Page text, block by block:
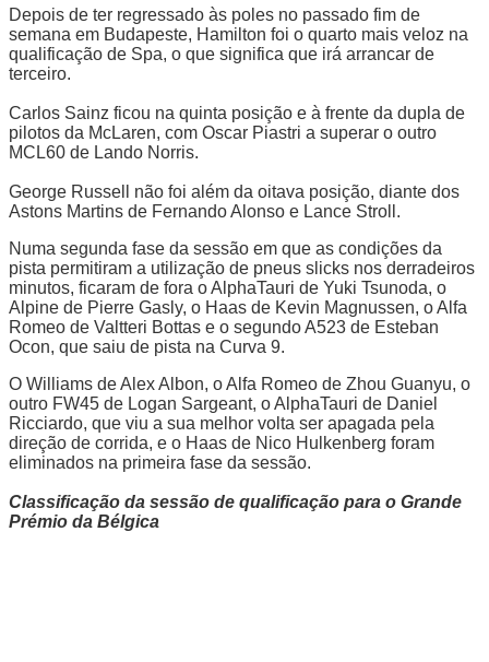
Depois de ter regressado às poles no passado fim de
semana em Budapeste, Hamilton foi o quarto mais veloz na
qualificação de Spa, o que significa que irá arrancar de
terceiro.
Carlos Sainz ficou na quinta posição e à frente da dupla de
pilotos da McLaren, com Oscar Piastri a superar o outro
MCL60 de Lando Norris.
George Russell não foi além da oitava posição, diante dos
Astons Martins de Fernando Alonso e Lance Stroll.
Numa segunda fase da sessão em que as condições da
pista permitiram a utilização de pneus slicks nos derradeiros
minutos, ficaram de fora o AlphaTauri de Yuki Tsunoda, o
Alpine de Pierre Gasly, o Haas de Kevin Magnussen, o Alfa
Romeo de Valtteri Bottas e o segundo A523 de Esteban
Ocon, que saiu de pista na Curva 9.
O Williams de Alex Albon, o Alfa Romeo de Zhou Guanyu, o
outro FW45 de Logan Sargeant, o AlphaTauri de Daniel
Ricciardo, que viu a sua melhor volta ser apagada pela
direção de corrida, e o Haas de Nico Hulkenberg foram
eliminados na primeira fase da sessão.
Classificação da sessão de qualificação para o Grande
Prémio da Bélgica